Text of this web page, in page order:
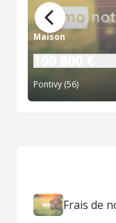
Maison
Pontivy (56)
Frais de